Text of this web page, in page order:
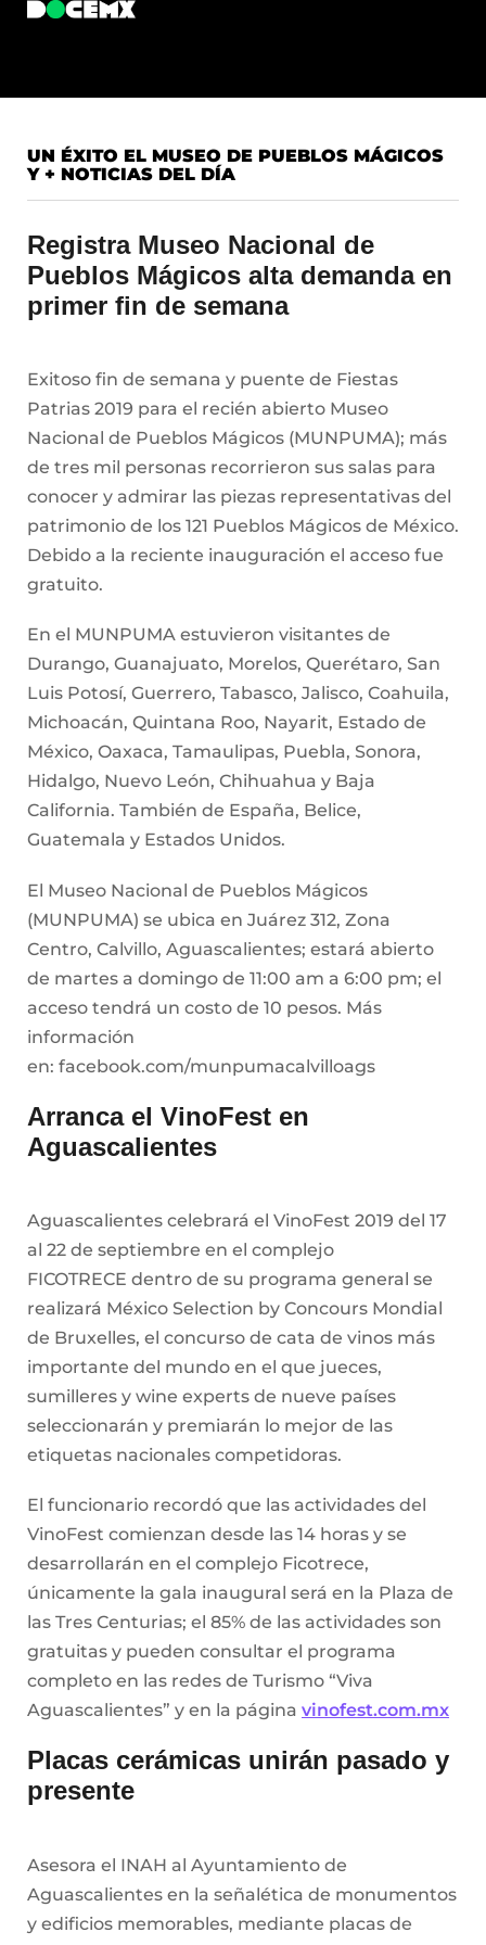
UN ÉXITO EL MUSEO DE PUEBLOS MÁGICOS
Y + NOTICIAS DEL DÍA
Registra Museo Nacional de
Pueblos Mágicos alta demanda en
primer fin de semana
Exitoso fin de semana y puente de Fiestas
Patrias 2019 para el recién abierto Museo
Nacional de Pueblos Mágicos (MUNPUMA); más
de tres mil personas recorrieron sus salas para
conocer y admirar las piezas representativas del
patrimonio de los 121 Pueblos Mágicos de México.
Debido a la reciente inauguración el acceso fue
gratuito.
En el MUNPUMA estuvieron visitantes de
Durango, Guanajuato, Morelos, Querétaro, San
Luis Potosí, Guerrero, Tabasco, Jalisco, Coahuila,
Michoacán, Quintana Roo, Nayarit, Estado de
México, Oaxaca, Tamaulipas, Puebla, Sonora,
Hidalgo, Nuevo León, Chihuahua y Baja
California. También de España, Belice,
Guatemala y Estados Unidos.
El Museo Nacional de Pueblos Mágicos
(MUNPUMA) se ubica en Juárez 312, Zona
Centro, Calvillo, Aguascalientes; estará abierto
de martes a domingo de 11:00 am a 6:00 pm; el
acceso tendrá un costo de 10 pesos. Más
información
en: facebook.com/munpumacalvilloags
Arranca el VinoFest en
Aguascalientes
Aguascalientes celebrará el VinoFest 2019 del 17
al 22 de septiembre en el complejo
FICOTRECE dentro de su programa general se
realizará México Selection by Concours Mondial
de Bruxelles, el concurso de cata de vinos más
importante del mundo en el que jueces,
sumilleres y wine experts de nueve países
seleccionarán y premiarán lo mejor de las
etiquetas nacionales competidoras.
El funcionario recordó que las actividades del
VinoFest comienzan desde las 14 horas y se
desarrollarán en el complejo Ficotrece,
únicamente la gala inaugural será en la Plaza de
las Tres Centurias; el 85% de las actividades son
gratuitas y pueden consultar el programa
completo en las redes de Turismo “Viva
Aguascalientes” y en la página vinofest.com.mx
Placas cerámicas unirán pasado y
presente
Asesora el INAH al Ayuntamiento de
Aguascalientes en la señalética de monumentos
y edificios memorables, mediante placas de